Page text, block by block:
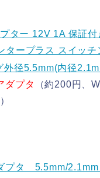
ター 12V 1A 保証付
タープラス スイッチ
外径5.5mm(内径
ダプタ
（約200円、
プタ 5.5mm/